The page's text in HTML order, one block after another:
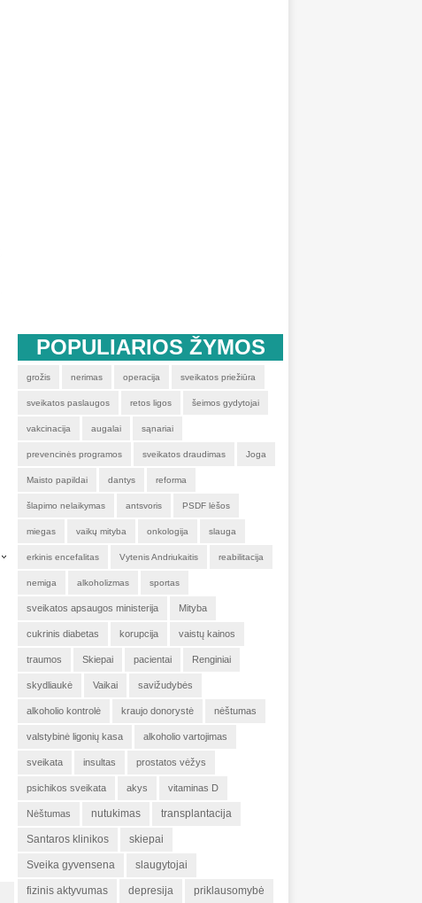
POPULIARIOS ŽYMOS
grožis nerimas operacija sveikatos priežiūra
sveikatos paslaugos retos ligos šeimos gydytojai
vakcinacija augalai sąnariai
prevencinės programos sveikatos draudimas Joga
Maisto papildai dantys reforma
šlapimo nelaikymas antsvoris PSDF lėšos
miegas vaikų mityba onkologija slauga
erkinis encefalitas Vytenis Andriukaitis reabilitacija
nemiga alkoholizmas sportas
sveikatos apsaugos ministerija Mityba
cukrinis diabetas korupcija vaistų kainos
traumos Skiepai pacientai Renginiai
skydliaukė Vaikai savižudybės
alkoholio kontrolė kraujo donorystė nėštumas
valstybinė ligonių kasa alkoholio vartojimas
sveikata insultas prostatos vėžys
psichikos sveikata akys vitaminas D
Nėštumas nutukimas transplantacija
Santaros klinikos skiepai
Sveika gyvensena slaugytojai
fizinis aktyvumas depresija priklausomybė